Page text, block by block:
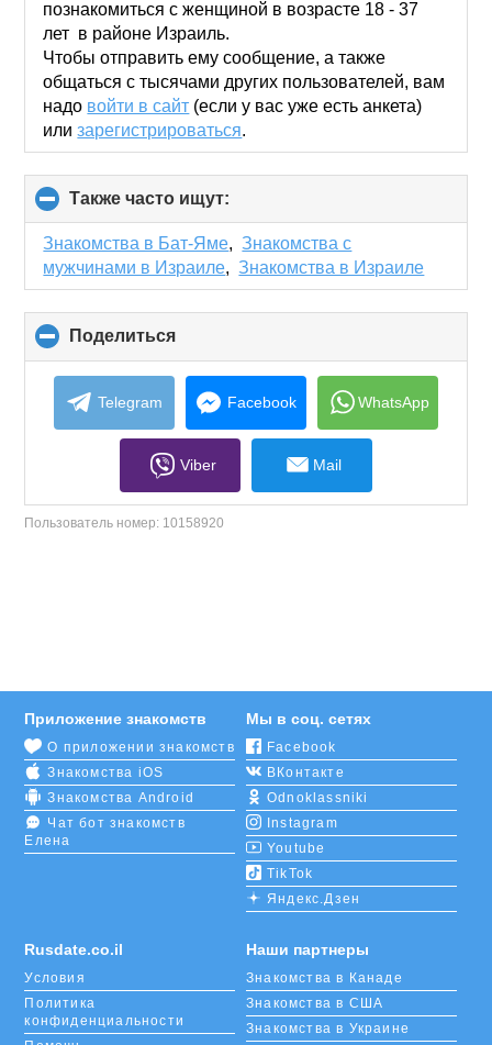
contents
познакомиться с женщиной в возрасте 18 - 37
лет в районе Израиль.
Чтобы отправить ему сообщение, а также
общаться с тысячами других пользователей, вам
надо войти в сайт (если у вас уже есть анкета)
илизарегистрироваться.
Также часто ищут:
to
collapse
contents
Знакомства в Бат-Яме,Знакомства с
мужчинами в Израиле,Знакомства в Израиле
Поделиться
to
collapse
contents
Telegram Facebook WhatsApp
Viber Mail
Пользователь номер: 10158920
Rusdate.co.il
Условия
Политика
конфиденциальности
Приложение знакомств
О приложении знакомств
Знакомства iOS
Знакомства Android
Чат бот знакомств
Елена
Мы в соц. сетях
Facebook
ВКонтакте
Odnoklassniki
Instagram
Youtube
TikTok
Яндекс.Дзен
Наши партнеры
Знакомства в Канаде
Знакомства в США
Знакомства в Украине